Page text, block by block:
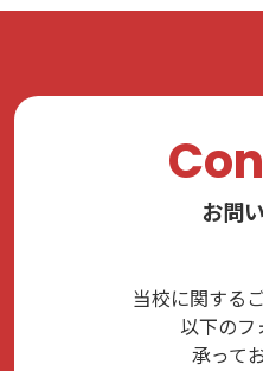
お問
当校に関する
以下のフ
承って